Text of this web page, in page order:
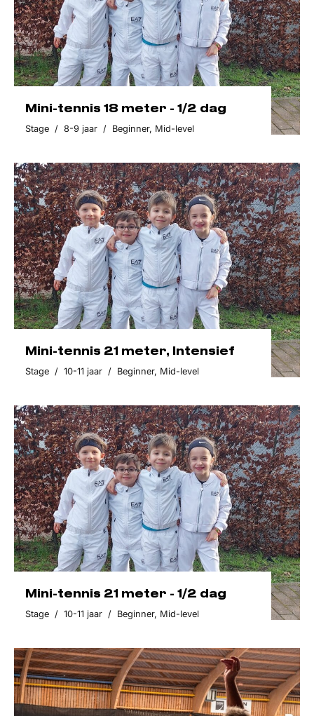
Mini-tennis 18 meter - 1/2 dag
Stage / 8-9 jaar / Beginner, Mid-level
Mini-tennis 21 meter, Intensief
Stage / 10-11 jaar / Beginner, Mid-level
Mini-tennis 21 meter - 1/2 dag
Stage / 10-11 jaar / Beginner, Mid-level